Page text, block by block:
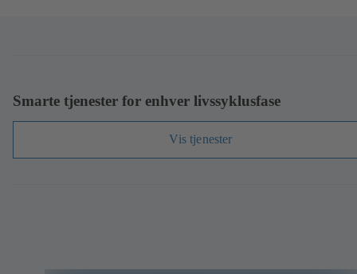
Smarte tjenester for enhver livssyklusfase
Vis tjenester